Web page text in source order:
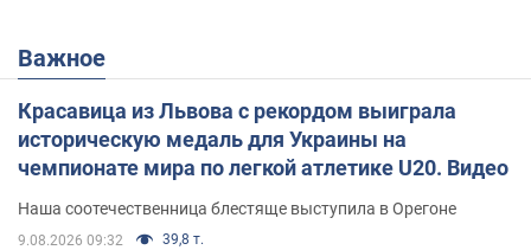
Важное
Красавица из Львова с рекордом выиграла
историческую медаль для Украины на
чемпионате мира по легкой атлетике U20. Видео
Наша соотечественница блестяще выступила в Орегоне
9.08.2026 09:32 39,8 т.